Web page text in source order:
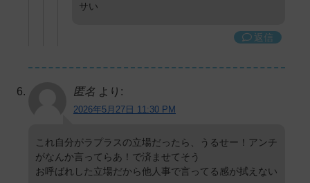
サい
返信
匿名 より:
2026年5月27日 11:30 PM
これ自分がラプラスの立場だったら、うるせー！アンチ
がなんか言ってらあ！で済ませてそう
お呼ばれした立場だから他人事で言ってる感が拭えない